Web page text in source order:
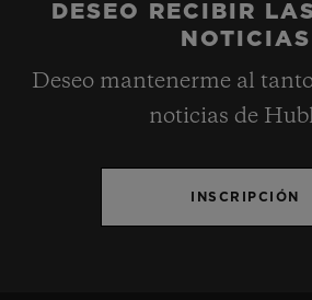
DESEO RECIBIR
NOTICIAS
Deseo mantenerme al
noticias de
INSCRIPCIÓN